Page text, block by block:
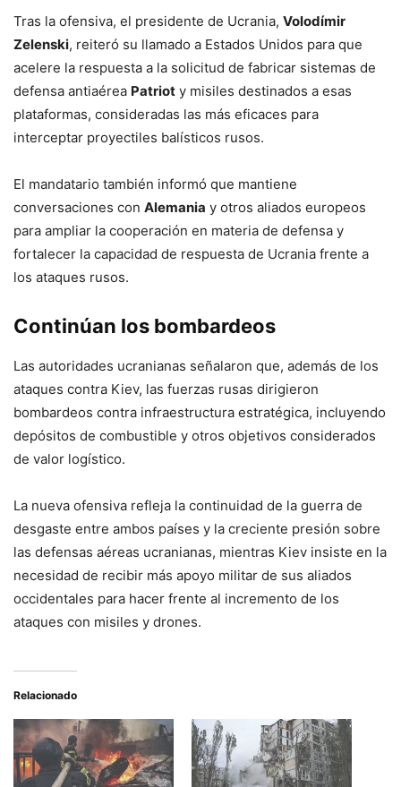
Tras la ofensiva, el presidente de Ucrania, Volodímir
Zelenski, reiteró su llamado a Estados Unidos para que
acelere la respuesta a la solicitud de fabricar sistemas de
defensa antiaérea Patriot y misiles destinados a esas
plataformas, consideradas las más eficaces para
interceptar proyectiles balísticos rusos.
El mandatario también informó que mantiene
conversaciones con Alemania y otros aliados europeos
para ampliar la cooperación en materia de defensa y
fortalecer la capacidad de respuesta de Ucrania frente a
los ataques rusos.
Continúan los bombardeos
Las autoridades ucranianas señalaron que, además de los
ataques contra Kiev, las fuerzas rusas dirigieron
bombardeos contra infraestructura estratégica, incluyendo
depósitos de combustible y otros objetivos considerados
de valor logístico.
La nueva ofensiva refleja la continuidad de la guerra de
desgaste entre ambos países y la creciente presión sobre
las defensas aéreas ucranianas, mientras Kiev insiste en la
necesidad de recibir más apoyo militar de sus aliados
occidentales para hacer frente al incremento de los
ataques con misiles y drones.
Relacionado